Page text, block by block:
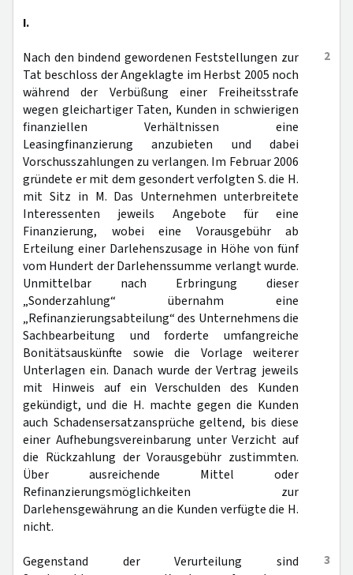
I.
2
Nach den bindend gewordenen Feststellungen zur
Tat beschloss der Angeklagte im Herbst 2005 noch
während der Verbüßung einer Freiheitsstrafe
wegen gleichartiger Taten, Kunden in schwierigen
finanziellen Verhältnissen eine
Leasingfinanzierung anzubieten und dabei
Vorschusszahlungen zu verlangen. Im Februar 2006
gründete er mit dem gesondert verfolgten S. die H.
mit Sitz in M. Das Unternehmen unterbreitete
Interessenten jeweils Angebote für eine
Finanzierung, wobei eine Vorausgebühr ab
Erteilung einer Darlehenszusage in Höhe von fünf
vom Hundert der Darlehenssumme verlangt wurde.
Unmittelbar nach Erbringung dieser
„Sonderzahlung“ übernahm eine
„Refinanzierungsabteilung“ des Unternehmens die
Sachbearbeitung und forderte umfangreiche
Bonitätsauskünfte sowie die Vorlage weiterer
Unterlagen ein. Danach wurde der Vertrag jeweils
mit Hinweis auf ein Verschulden des Kunden
gekündigt, und die H. machte gegen die Kunden
auch Schadensersatzansprüche geltend, bis diese
einer Aufhebungsvereinbarung unter Verzicht auf
die Rückzahlung der Vorausgebühr zustimmten.
Über ausreichende Mittel oder
Refinanzierungsmöglichkeiten zur
Darlehensgewährung an die Kunden verfügte die H.
nicht.
3
Gegenstand der Verurteilung sind